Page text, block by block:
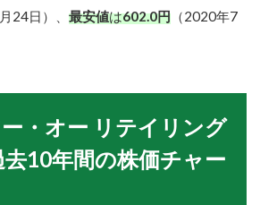
24日）、 最安値は602.0円 （2020年7
・オー リテイリング
去10年間の株価チャー